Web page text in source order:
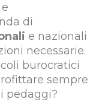
di
e nazionali
necessarie.
burocratici
sempre
pedaggi?